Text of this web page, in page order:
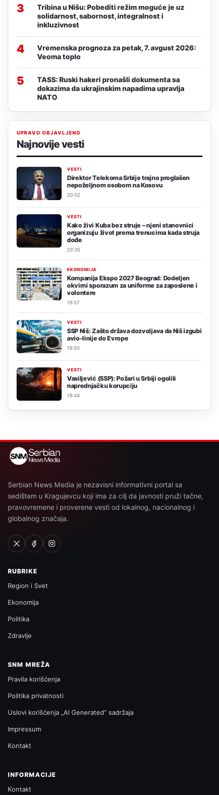
3
Tribina u Nišu: Pobediti režim moguće je uz
solidarnost, sabornost, integralnost i
inkluzivnost
4
Vremenska prognoza za petak, 7. avgust 2026:
Veoma toplo
5
TASS: Ruski hakeri pronašli dokumenta sa
dokazima da ukrajinskim napadima upravlja
NATO
UPRAVO OBJAVLJENO
Najnovije vesti
VESTI
Direktor Telekoma Srbije trajno proglašen
nepoželjnom osobom na Kosovu
20:52
VESTI
Kako živi Kuba bez struje – njeni stanovnici
organizuju život prema trenucima kada struja
dođe
20:35
EKONOMIJA
Kompanija Ekspo 2027 Beograd: Dodeljen
okvirni sporazum za uniforme za zaposlene i
volontere
19:57
VESTI
SSP Niš: Zašto država dozvoljava da Niš izgubi
avio-linije do Evrope
19:50
VESTI
Vasiljević (SSP): Požari u Srbiji ogolili
naprednjačku korupciju
19:44
Serbian News Media je nezavisni informativni portal sa
sedištem u Kragujevcu koji ima za cilj da javnosti pruži tačne,
pravovremene i proverene vesti od lokalnog, nacionalnog i
globalnog značaja.
RUBRIKE
Region i Svet
Ekonomija
Politika
Zdravlje
SNM MREŽA
Pravila korišćenja
Politika privatnosti
Uslovi korišćenja „AI Generated“ sadržaja
Impressum
Kontakt
INFORMACIJE
Kontakt